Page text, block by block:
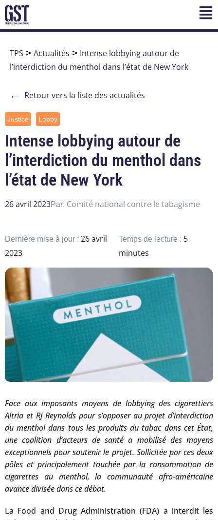
TPS > Actualités > Intense lobbying autour de
l’interdiction du menthol dans l’état de New York
← Retour vers la liste des actualités
Justice Lobby
Intense lobbying autour de
l’interdiction du menthol dans
l’état de New York
26 avril 2023Par: Comité national contre le tabagisme
Dernière mise à jour : 26 avril
2023
Temps de lecture : 5
minutes
Face aux imposants moyens de lobbying des cigarettiers
Altria et RJ Reynolds pour s’opposer au projet d’interdiction
du menthol dans tous les produits du tabac dans cet État,
une coalition d’acteurs de santé a mobilisé des moyens
exceptionnels pour soutenir le projet. Sollicitée par ces deux
pôles et principalement touchée par la consommation de
cigarettes au menthol, la communauté afro-américaine
avance divisée dans ce débat.
La Food and Drug Administration (FDA) a interdit les